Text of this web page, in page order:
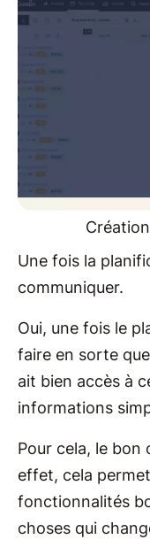
Une fois la
communiquer.
Oui, une fois le
faire en sorte
ait bien accès à
informations
Pour cela, le
effet, cela
fonctionnalités
choses qui